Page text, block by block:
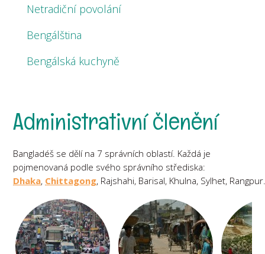
Netradiční povolání
Bengálština
Bengálská kuchyně
Administrativní členění
Bangladéš se dělí na 7 správních oblastí. Každá je
pojmenovaná podle svého správního střediska:
Dhaka, Chittagong, Rajshahi, Barisal, Khulna, Sylhet,